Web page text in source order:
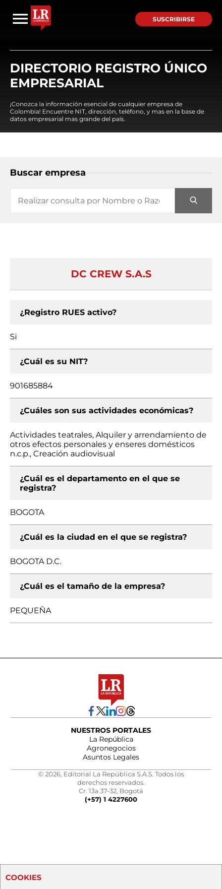
SUSCRIBIRSE
DIRECTORIO REGISTRO ÚNICO
EMPRESARIAL
¡Conozca la información esencial de cualquier empresa de
Colombia! Encuentre NIT, dirección, teléfono, y mas en la base de
datos empresarial mas grande del país.
Buscar empresa
DC CREW S.A.S
¿Registro RUES activo?
Si
¿Cuál es su NIT?
901685884
¿Cuáles son sus actividades económicas?
Actividades teatrales, Alquiler y arrendamiento de
otros efectos personales y enseres domésticos
n.c.p., Creación audiovisual
¿Cuál es el departamento en el que se
registra?
BOGOTA
¿Cuál es la ciudad en el que se registra?
BOGOTA D.C.
¿Cuál es el tamaño de la empresa?
PEQUEÑA
NUESTROS PORTALES
La República
Agronegocios
Asuntos Legales
© 2026, Editorial La República S.A.S. Todos los
derechos reservados.
Cr. 13a 37-32, Bogotá
(+57) 1 4227600
COOKIES